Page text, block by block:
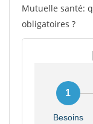
Mutuelle santé:
obligatoires ?